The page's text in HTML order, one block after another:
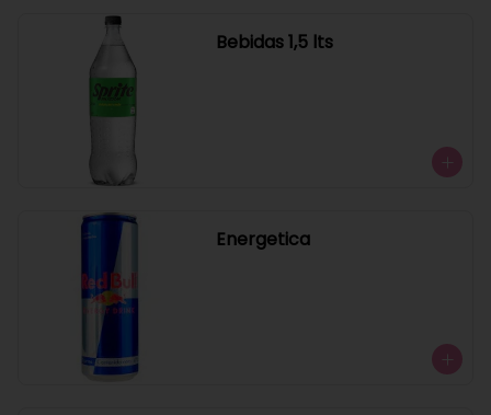
Bebidas 1,5 lts
Energetica